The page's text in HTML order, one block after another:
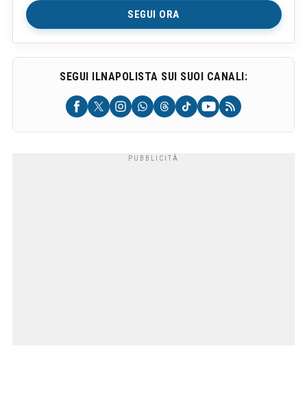
SEGUI ORA
SEGUI ILNAPOLISTA SUI SUOI CANALI: